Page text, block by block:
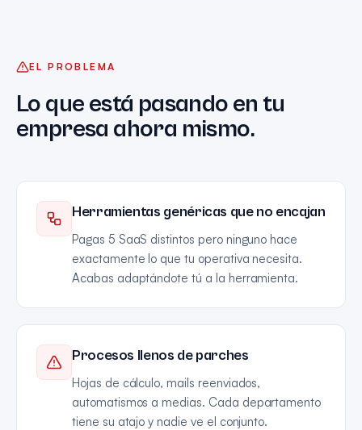
EL PROBLEMA
Lo que está pasando en tu
empresa ahora mismo.
Herramientas genéricas que no encajan
Pagas 5 SaaS distintos pero ninguno hace
exactamente lo que tu operativa necesita.
Acabas adaptándote tú a la herramienta.
Procesos llenos de parches
Hojas de cálculo, mails reenviados,
automatismos a medias. Cada departamento
tiene su atajo y nadie ve el conjunto.